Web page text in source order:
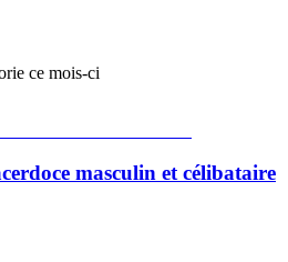
ce mois-ci
masculin et célibataire